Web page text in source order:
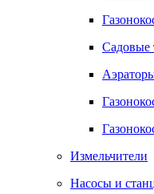
Садовые
Измельчители
Насосы и